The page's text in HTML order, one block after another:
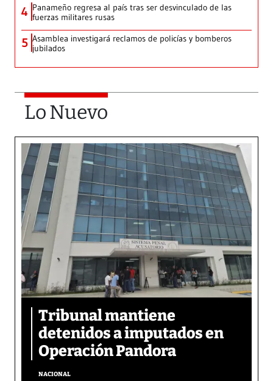
4 Panameño regresa al país tras ser desvinculado de las
fuerzas militares rusas
5 Asamblea investigará reclamos de policías y bomberos
jubilados
Lo Nuevo
Tribunal mantiene
detenidos a imputados en
Operación Pandora
NACIONAL